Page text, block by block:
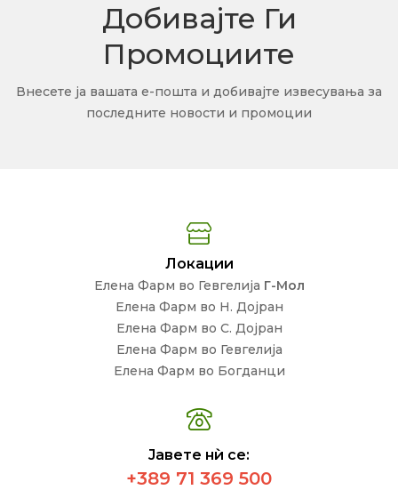
Добивајте Ги
Промоциите
Внесете ја вашата е-пошта и добивајте извесувања за
последните новости и промоции
Локации
Елена Фарм во Гевгелија Г-Мол
Елена Фарм во Н. Дојран
Елена Фарм во С. Дојран
Елена Фарм во Гевгелија
Елена Фарм во Богданци
Јавете нѝ се:
+389 71 369 500